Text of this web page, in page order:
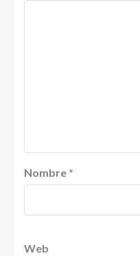
Nombre *
Web